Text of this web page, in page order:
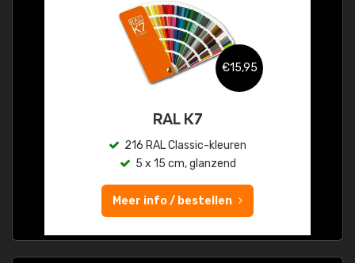
€15,95
RAL K7
216 RAL Classic-kleuren
5 x 15 cm, glanzend
Meer info / bestellen